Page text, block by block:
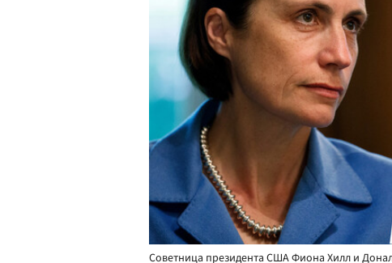
Советница президента США Фиона Хилл и